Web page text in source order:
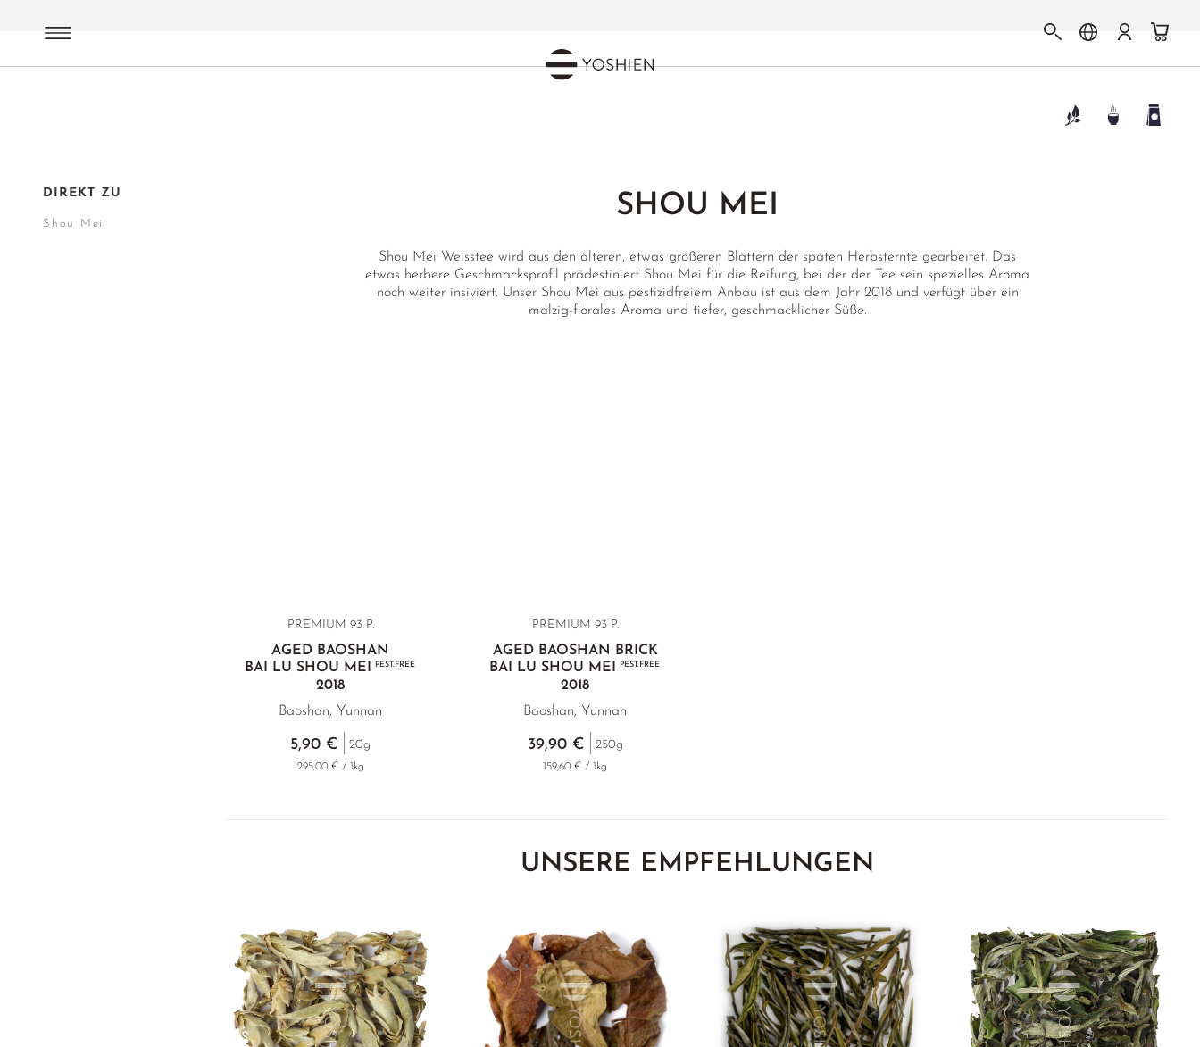
SHOU MEI
Shou Mei Weisstee wird aus den älteren, etwas größeren Blättern der späten Herbsternte gearbeitet. Das
etwas herbere Geschmacksprofil prädestiniert Shou Mei für die Reifung, bei der der Tee sein spezielles Aroma
noch weiter insiviert. Unser Shou Mei aus pestizidfreiem Anbau ist aus dem Jahr 2018 und verfügt über ein
malzig-florales Aroma und tiefer, geschmacklicher Süße.
PREMIUM 93 P.
AGED BAOSHAN
BAI LU SHOU MEI
PEST.FREE
2018
Baoshan, Yunnan
5,90 € 20g
295,00 € / 1kg
PREMIUM 93 P.
AGED BAOSHAN BRICK
BAI LU SHOU MEI
PEST.FREE
2018
Baoshan, Yunnan
39,90 € 250g
159,60 € / 1kg
UNSERE EMPFEHLUNGEN
DIREKT ZU
Shou Mei